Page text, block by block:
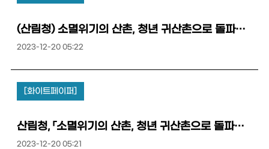
(산림청) 소멸위기의 산촌, 청년 귀산촌으로 돌파구를 찾다!
2023-12-20 05:22
[화이트페이퍼]
산림청, 「소멸위기의 산촌, 청년 귀산촌으로 돌파구를 찾다!」
2023-12-20 05:21